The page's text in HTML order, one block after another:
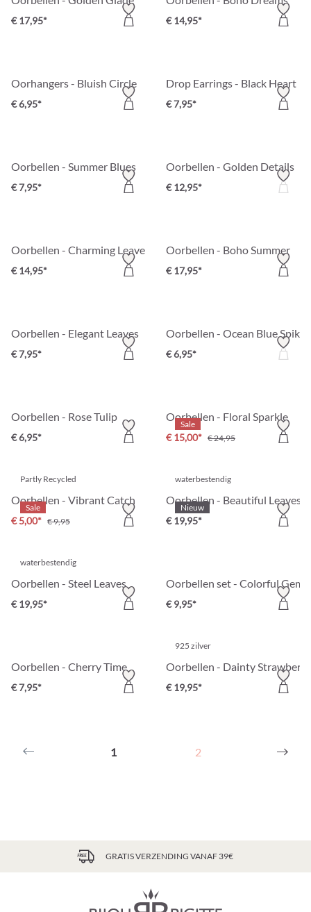
€ 17,95* € 14,95*
Oorhangers - Bluish Circle
€ 6,95*
Drop Earrings - Black Heart
€ 7,95*
Oorbellen - Summer Blues
€ 7,95*
Oorbellen - Golden Details
€ 12,95*
Oorbellen - Charming Leaves
€ 14,95*
Oorbellen - Boho Summer
€ 17,95*
Oorbellen - Elegant Leaves
€ 7,95*
Oorbellen - Ocean Blue Spikes
€ 6,95*
Oorbellen - Rose Tulip
€ 6,95*
Sale
Oorbellen - Floral Sparkle
€ 15,00* € 24,95
Sale
Partly Recycled
Oorbellen - Vibrant Catch
€ 5,00* € 9,95
Nieuw
waterbestendig
Oorbellen - Beautiful Leaves
€ 19,95*
waterbestendig
Oorbellen - Steel Leaves
€ 19,95*
Oorbellen set - Colorful Gem
€ 9,95*
Oorbellen - Cherry Time
€ 7,95*
925 zilver
Oorbellen - Dainty Strawberry
€ 19,95*
1 2
GRATIS VERZENDING VANAF 39€